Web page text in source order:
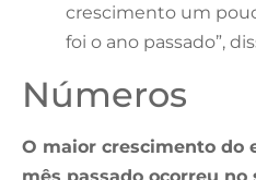
crescimento um
foi o ano passado”,
Números
O maior crescimento do